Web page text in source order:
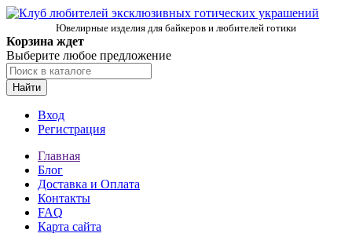
Ювелирные изделия для байкеров и любителей готики
Корзина ждет
Выберите любое предложение
Найти
Вход
Регистрация
Главная
Блог
Доставка и Оплата
Контакты
FAQ
Карта сайта